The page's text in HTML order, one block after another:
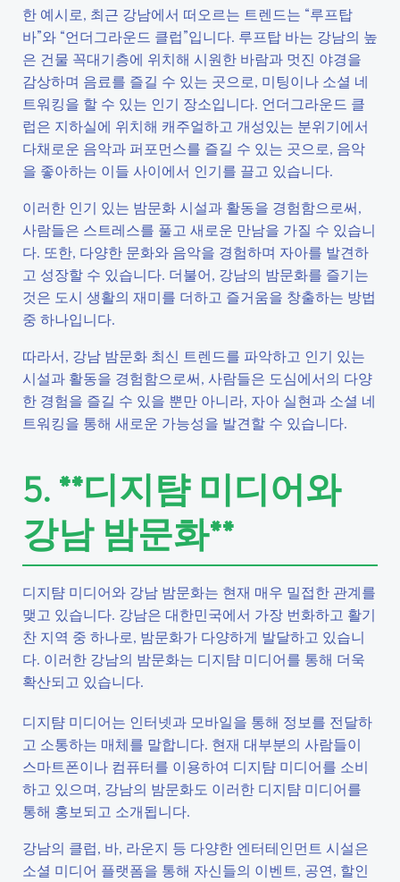
한 예시로, 최근 강남에서 떠오르는 트렌드는 “루프탑
바”와 “언더그라운드 클럽”입니다. 루프탑 바는 강남의 높
은 건물 꼭대기층에 위치해 시원한 바람과 멋진 야경을
감상하며 음료를 즐길 수 있는 곳으로, 미팅이나 소셜 네
트워킹을 할 수 있는 인기 장소입니다. 언더그라운드 클
럽은 지하실에 위치해 캐주얼하고 개성있는 분위기에서
다채로운 음악과 퍼포먼스를 즐길 수 있는 곳으로, 음악
을 좋아하는 이들 사이에서 인기를 끌고 있습니다.
이러한 인기 있는 밤문화 시설과 활동을 경험함으로써,
사람들은 스트레스를 풀고 새로운 만남을 가질 수 있습니
다. 또한, 다양한 문화와 음악을 경험하며 자아를 발견하
고 성장할 수 있습니다. 더불어, 강남의 밤문화를 즐기는
것은 도시 생활의 재미를 더하고 즐거움을 창출하는 방법
중 하나입니다.
따라서, 강남 밤문화 최신 트렌드를 파악하고 인기 있는
시설과 활동을 경험함으로써, 사람들은 도심에서의 다양
한 경험을 즐길 수 있을 뿐만 아니라, 자아 실현과 소셜 네
트워킹을 통해 새로운 가능성을 발견할 수 있습니다.
5. **디지턈 미디어와
강남 밤문화**
디지턈 미디어와 강남 밤문화는 현재 매우 밀접한 관계를
맺고 있습니다. 강남은 대한민국에서 가장 번화하고 활기
찬 지역 중 하나로, 밤문화가 다양하게 발달하고 있습니
다. 이러한 강남의 밤문화는 디지턈 미디어를 통해 더욱
확산되고 있습니다.
디지턈 미디어는 인터넷과 모바일을 통해 정보를 전달하
고 소통하는 매체를 말합니다. 현재 대부분의 사람들이
스마트폰이나 컴퓨터를 이용하여 디지턈 미디어를 소비
하고 있으며, 강남의 밤문화도 이러한 디지턈 미디어를
통해 홍보되고 소개됩니다.
강남의 클럽, 바, 라운지 등 다양한 엔터테인먼트 시설은
소셜 미디어 플랫폼을 통해 자신들의 이벤트, 공연, 할인